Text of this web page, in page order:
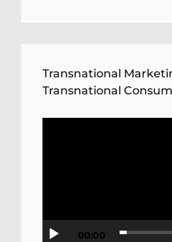
Transnational
Transnational
00:00